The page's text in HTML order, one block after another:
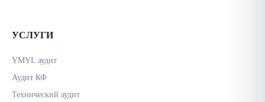
УСЛУГИ
YMYL аудит
Аудит КФ
Технический аудит